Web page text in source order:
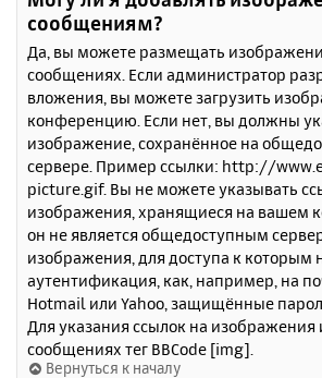
сообщениям?
Да, вы можете размещать
сообщениях. Если администратор
вложения, вы можете загрузить
конференцию. Если нет, вы должны
изображение, сохранённое на
сервере. Пример ссылки: http://
picture.gif. Вы не можете указывать
изображения, хранящиеся на вашем
он не является общедоступным
изображения, для доступа к которым
аутентификация, как, например, на
Hotmail или Yahoo, защищённые
Для указания ссылок на изображения
сообщениях тег BBCode [img].
Вернуться к началу